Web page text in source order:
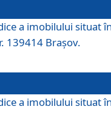
a imobilului situat
139414 Brașov.
a imobilului situat